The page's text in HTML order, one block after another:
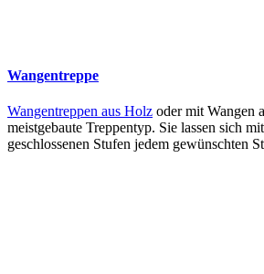
Wangentreppe
Wangentreppen aus Holz oder mit Wangen
meistgebaute Treppentyp. Sie lassen sich
geschlossenen Stufen jedem gewünschten